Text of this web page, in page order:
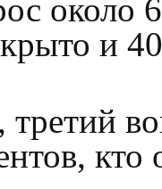
около
и
кто